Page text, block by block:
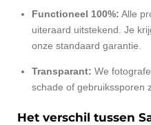
Functioneel 100%: Alle
uiteraard uitstekend. Je
onze standaard garantie.
Transparant: We
schade of gebruikssporen
Het verschil tussen